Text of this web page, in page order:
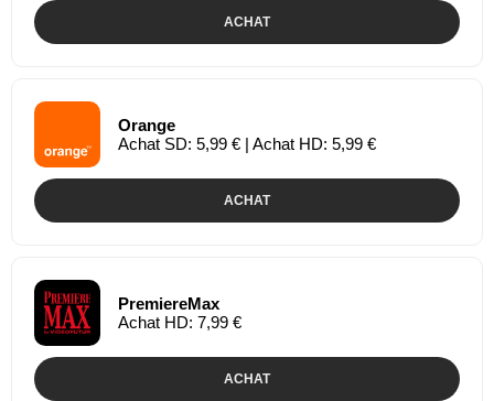
ACHAT
Orange
Achat SD: 5,99 € | Achat HD: 5,99 €
ACHAT
PremiereMax
Achat HD: 7,99 €
ACHAT